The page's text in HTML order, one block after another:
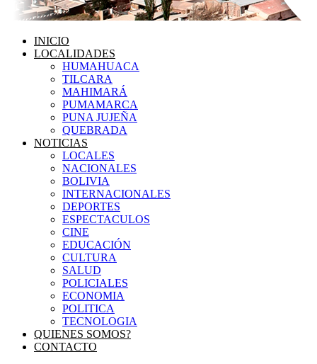
INICIO
LOCALIDADES
HUMAHUACA
TILCARA
MAHIMARÁ
PUMAMARCA
PUNA JUJEÑA
QUEBRADA
NOTICIAS
LOCALES
NACIONALES
BOLIVIA
INTERNACIONALES
DEPORTES
ESPECTACULOS
CINE
EDUCACIÓN
CULTURA
SALUD
POLICIALES
ECONOMIA
POLITICA
TECNOLOGIA
QUIENES SOMOS?
CONTACTO